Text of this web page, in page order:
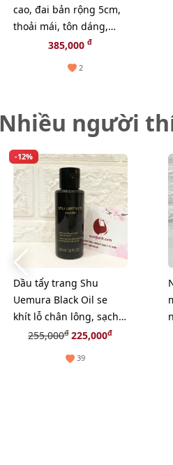
cao, đai bản rộng 5cm,
thoải mái, tôn dáng,
Blue Medium - Size 34
385,000đ
2
Nhiều người
-12%
Dầu tẩy trang Shu
Uemura Black Oil se
khít lỗ chân lông, sạch
bã nhờn - 50ml
255,000đ225,000đ
39